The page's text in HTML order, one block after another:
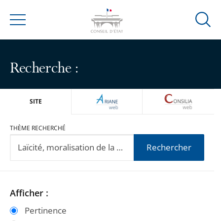
Menu
Ouvrir
Recherche :
SITE ARIANEWEB
THÈME RECHERCHÉ
Rechercher
Passer
les
Passer
les
Afficher :
Pertinence